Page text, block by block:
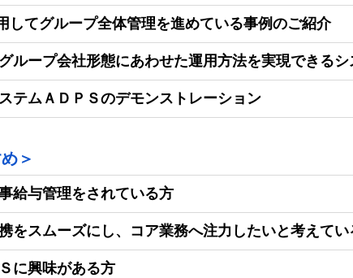
てグループ全体管理を進めている事例のご紹介
ープ会社形態にあわせた運用方法を実現できるシ
ムＡＤＰＳのデモンストレーション
＞
給与管理をされている方
をスムーズにし、コア業務へ注力したいと考えてい
に興味がある方